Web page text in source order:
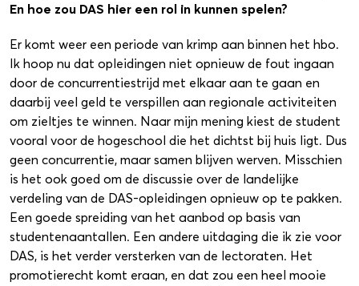
En hoe zou DAS hier een rol in kunnen spelen?
Er komt weer een periode van krimp aan binnen het hbo.
Ik hoop nu dat opleidingen niet opnieuw de fout ingaan
door de concurrentiestrijd met elkaar aan te gaan en
daarbij veel geld te verspillen aan regionale activiteiten
om zieltjes te winnen. Naar mijn mening kiest de student
vooral voor de hogeschool die het dichtst bij huis ligt. Dus
geen concurrentie, maar samen blijven werven. Misschien
is het ook goed om de discussie over de landelijke
verdeling van de DAS-opleidingen opnieuw op te pakken.
Een goede spreiding van het aanbod op basis van
studentenaantallen. Een andere uitdaging die ik zie voor
DAS, is het verder versterken van de lectoraten. Het
promotierecht komt eraan, en dat zou een heel mooie